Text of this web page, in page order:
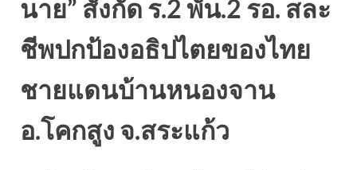
นาย” สังกัด ร.2 พัน.2 รอ. สละ
ชีพปกป้องอธิปไตยของไทย
ชายแดนบ้านหนองจาน
อ.โคกสูง จ.สระแก้ว